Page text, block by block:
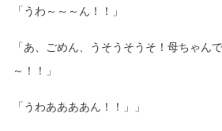
「うわ～～～ん！！」
「あ、ごめん、うそうそうそ！母ちゃん
～！！」
「うわああああん！！」」